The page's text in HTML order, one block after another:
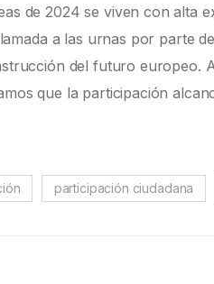
de 2024 se viven con alta
a las urnas por parte
del futuro europeo.
que la participación
participación ciudadana